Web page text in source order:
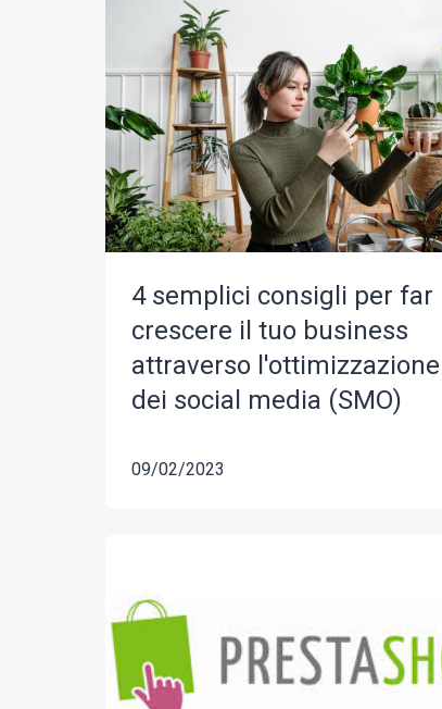
4 semplici consigli per far
crescere il tuo business
attraverso l'ottimizzazione
dei social media (SMO)
09/02/2023